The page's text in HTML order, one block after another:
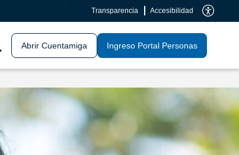
Transparencia Accesibilidad
Abrir Cuentamiga Ingreso Portal Personas